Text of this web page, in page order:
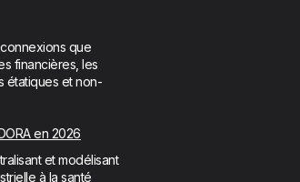
que
financières, les
étatiques et non-
en 2026
et modélisant
à la santé